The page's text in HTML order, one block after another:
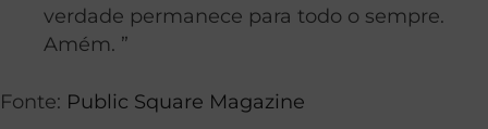
verdade permanece para todo o sempre.
Amém. ”
Fonte: Public Square Magazine